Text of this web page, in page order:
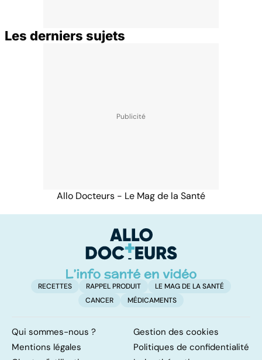
Les derniers sujets
Allo Docteurs - Le Mag de la Santé
RECETTES RAPPEL PRODUIT
LE MAG DE LA SANTÉ
CANCER
MÉDICAMENTS
Qui sommes-nous ?
Gestion des cookies
Mentions légales
Politiques de confidentialité